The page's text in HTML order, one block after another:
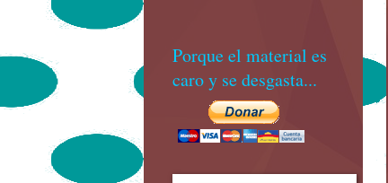
Porque el material es
caro y se desgasta...